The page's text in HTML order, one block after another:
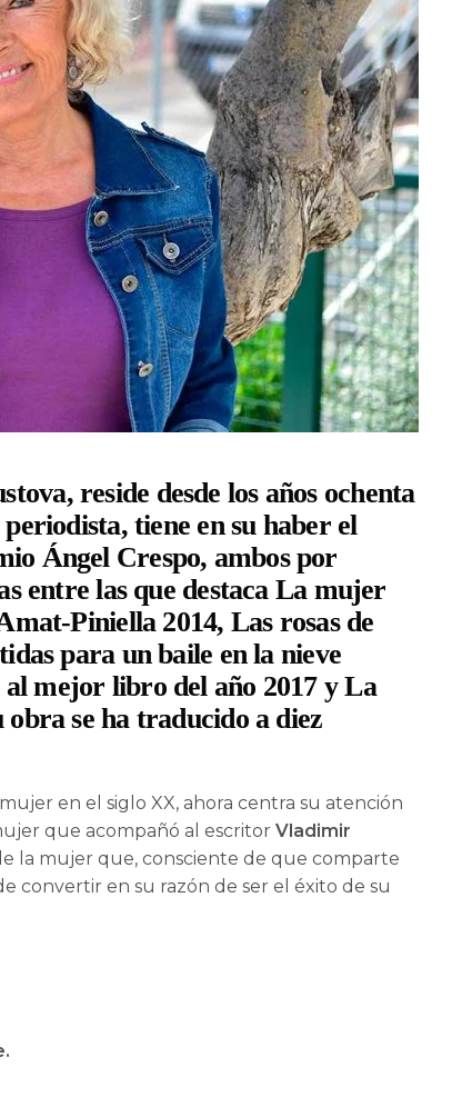
, reside desde los años ochenta
tiene en su haber el
Ángel Crespo, ambos por
entre las que destaca La mujer
Piniella 2014, Las rosas de
para un baile en la nieve
mejor libro del año 2017 y La
obra se ha traducido a diez
en el siglo XX, ahora centra su atención
que acompañó al escritorVladimir
la mujer que, consciente de que comparte
convertir en su razón de ser el éxito de su